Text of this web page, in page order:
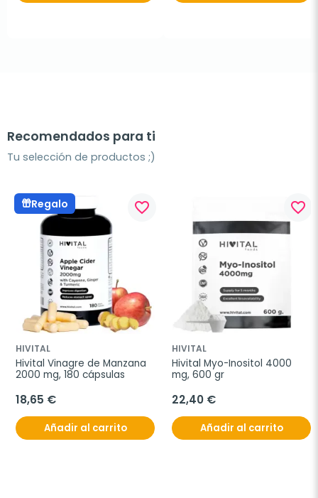
Recomendados para ti
Tu selección de productos ;)
Regalo favorite_border
HIVITAL
Hivital Vinagre de Manzana
2000 mg, 180 cápsulas
18,65 €
Añadir al carrito
favorite_border
HIVITAL
Hivital Myo-Inositol 4000
mg, 600 gr
22,40 €
Añadir al carrito